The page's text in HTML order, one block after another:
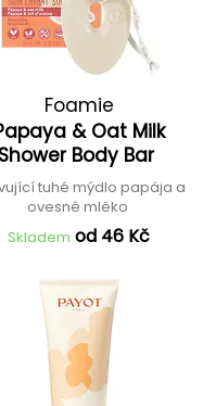
Foamie
& Oat Milk
Shower Body Bar
tuhé mýdlo papája a
ovesné mléko
Skladem od 46 Kč